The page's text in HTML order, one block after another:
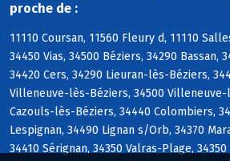
proche de :
11110 Coursan, 11560 Fleury d, 11110
34450 Vias, 34500 Béziers, 34290 Bassan,
34420 Cers, 34290 Lieuran-lès-Béziers,
Villeneuve-lès-Béziers, 34500 Villeneuve-
Cazouls-lès-Béziers, 34440 Colombiers,
Lespignan, 34490 Lignan s/Orb, 34370
34410 Sérignan, 34350 Valras-Plage,